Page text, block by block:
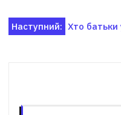
Навігація
Наступний: Хто батьки